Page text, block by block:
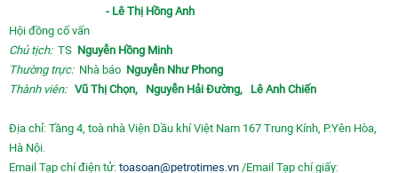
- Lê Thị Hồng Anh
Hội đồng cố vấn
Chủ tịch:TS Nguyễn Hồng Minh
Thường trực: Nhà báo Nguyễn Như Phong
Thành viên: Vũ Thị Chọn, Nguyễn Hải Đường, Lê Anh Chiến
Địa chỉ: Tầng 4, toà nhà Viện Dầu khí Việt Nam 167 Trung Kính, P.Yên Hòa,
Hà Nội.
Email Tạp chí điện tử: toasoan@petrotimes.vn /Email Tạp chí giấy: